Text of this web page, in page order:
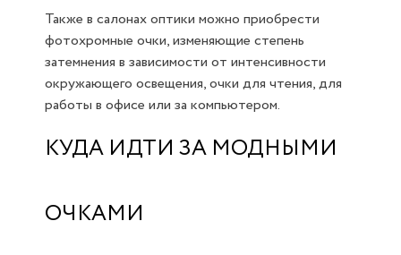
Также в салонах оптики можно приобрести
фотохромные очки, изменяющие степень
затемнения в зависимости от интенсивности
окружающего освещения, очки для чтения, для
работы в офисе или за компьютером.
КУДА ИДТИ ЗА МОДНЫМИ
ОЧКАМИ